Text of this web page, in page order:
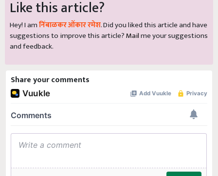
Like this article?
Hey! I amनिंबाळकर ओंकार रमेश. Did you liked this article and have
suggestions to improve this article?Mailme your suggestions
and feedback.
Share your comments